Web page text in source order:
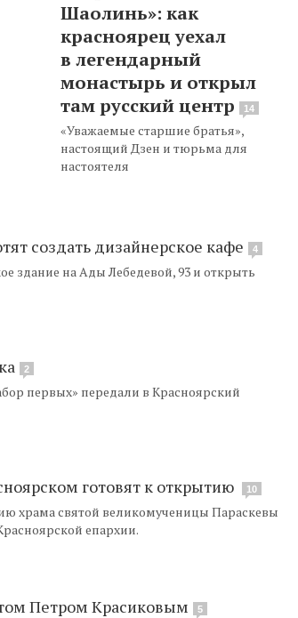
Шаолинь»: как
красноярец уехал
в легендарный
монастырь и открыл
там русский центр
14
«Уважаемые старшие братья»,
настоящий Дзен и тюрьма для
настоятеля
создать дизайнерское кафе 4
здание на Ады Лебедевой, 93 и открыть
2
первых» передали в Красноярский
готовят к открытию 10
храма святой великомученицы Параскевы
епархии.
Петром Красиковым 5